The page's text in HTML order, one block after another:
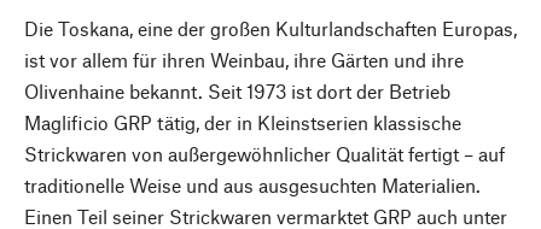
Die Toskana, eine der großen Kulturlandschaften Europas,
ist vor allem für ihren Weinbau, ihre Gärten und ihre
Olivenhaine bekannt. Seit 1973 ist dort der Betrieb
Maglificio GRP tätig, der in Kleinstserien klassische
Strickwaren von außergewöhnlicher Qualität fertigt – auf
traditionelle Weise und aus ausgesuchten Materialien.
Einen Teil seiner Strickwaren vermarktet GRP auch unter